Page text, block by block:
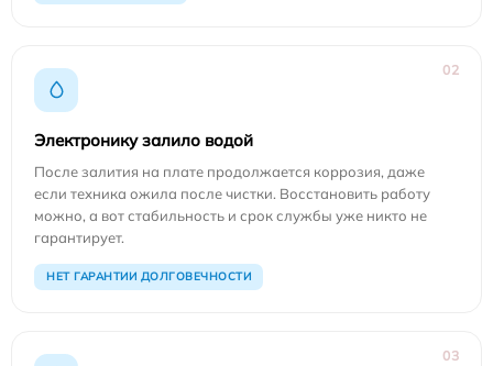
02
Электронику залило водой
После залития на плате продолжается коррозия, даже
если техника ожила после чистки. Восстановить работу
можно, а вот стабильность и срок службы уже никто не
гарантирует.
НЕТ ГАРАНТИИ ДОЛГОВЕЧНОСТИ
03